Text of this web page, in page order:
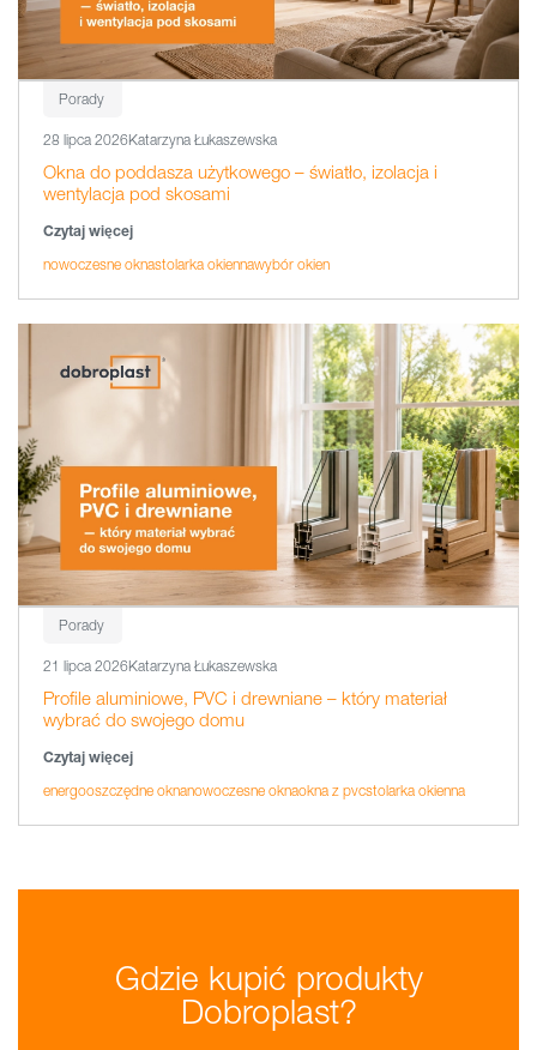
Porady
28 lipca 2026Katarzyna Łukaszewska
Okna do poddasza użytkowego – światło, izolacja i
wentylacja pod skosami
Czytaj więcej
nowoczesne oknastolarka okiennawybór okien
Porady
21 lipca 2026Katarzyna Łukaszewska
Profile aluminiowe, PVC i drewniane – który materiał
wybrać do swojego domu
Czytaj więcej
energooszczędne oknanowoczesne oknaokna z pvcstolarka okienna
Gdzie kupić produkty
Dobroplast?